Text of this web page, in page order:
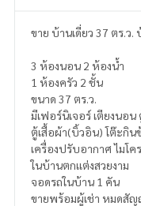
3 ห้องนอน 2 ห้องน้ำ
1 ห้องครัว 2 ชั้น
ขนาด 37 ตร.ว.
มีเฟอร์นิเจอร์ เตียงนอน
ตู้เสื้อผ้า(บิ้วอิน) โต๊ะกิน
เครื่องปรับอากาศ ไมโค
ในบ้านตกเเต่งสวยงาม
จอดรถในบ้าน 1 คัน
ขายพร้อมผู้เช่า หมดสัญ